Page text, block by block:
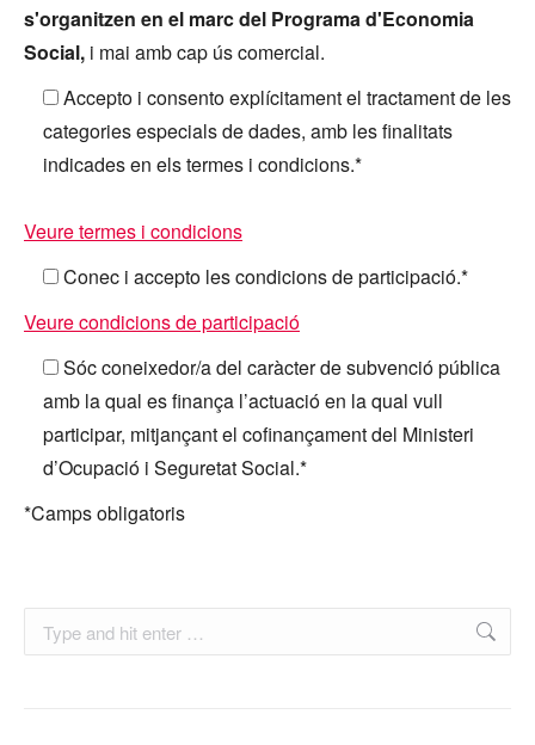
s'organitzen en el marc del Programa d'Economia
Social, i mai amb cap ús comercial.
Accepto i consento explícitament el tractament de les
categories especials de dades, amb les finalitats
indicades en els termes i condicions.*
Veure termes i condicions
Conec i accepto les condicions de participació.*
Veure condicions de participació
Sóc coneixedor/a del caràcter de subvenció pública
amb la qual es finança l’actuació en la qual vull
participar, mitjançant el cofinançament del Ministeri
d’Ocupació i Seguretat Social.*
*Camps obligatoris
Search: